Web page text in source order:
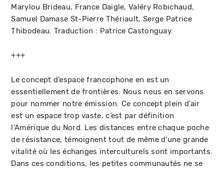
Marylou Brideau, France Daigle, Valéry Robichaud,
Samuel Damase St-Pierre Thériault, Serge Patrice
Thibodeau. Traduction : Patrice Castonguay.
+++
Le concept d’espace francophone en est un
essentiellement de frontières. Nous nous en servons
pour nommer notre émission. Ce concept plein d’air
est un espace trop vaste, c’est par définition
l’Amérique du Nord. Les distances entre chaque poche
de résistance, témoignent tout de même d’une grande
vitalité où les échanges interculturels sont importants.
Dans ces conditions, les petites communautés ne se